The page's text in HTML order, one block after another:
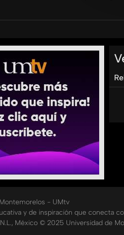
Quiyono, junto a sus invitados,
y de ahi en adelante su vida
no te pierdas sus
tienes una cita cada miércoles
de paz esteban
- UMtv
y de inspiración que conecta
México © 2025 Universidad de